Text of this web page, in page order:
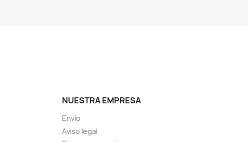
NUESTRA EMPRESA
Envío
Aviso legal